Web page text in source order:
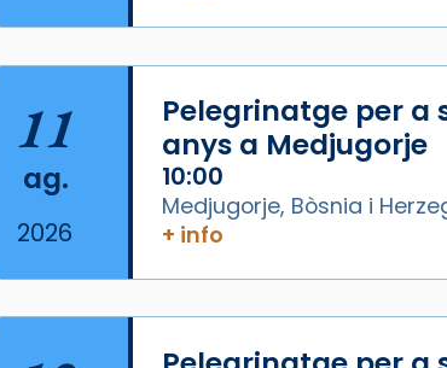
11
ag.
2026
Pelegrinatge per a
anys a Medjugorje
10:00
Medjugorje, Bòsnia i
+ info